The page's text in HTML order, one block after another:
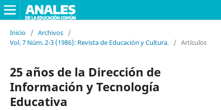
Inicio / Archivos
/
Vol. 7 Núm. 2-3 (1986): Revista de Educación y Cultura.
/ Artículos
25 años de la Dirección de
Información y Tecnología
Educativa